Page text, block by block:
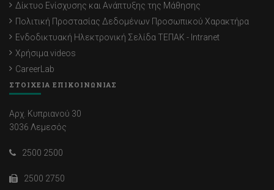
Δίκτυο Ενίσχυσης και Ανάπτυξης της Μάθησης
Πολιτική Προστασίας Δεδομένων Προσωπικού Χαρακτήρα
Ενδοδικτυακή Ηλεκτρονική Σελίδα ΤΕΠΑΚ - Intranet
Χρήσιμα videos
CareerLab
ΣΤΟΙΧΕΙΑ ΕΠΙΚΟΙΝΩΝΙΑΣ
Αρχ. Κυπριανού 30
3036 Λεμεσός
2500 2500
2500 2750